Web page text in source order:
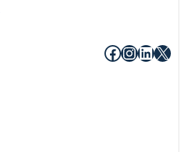
Facebook
X